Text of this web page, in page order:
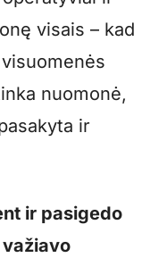
visais – kad
nuomonė,
ir
ir pasigedo